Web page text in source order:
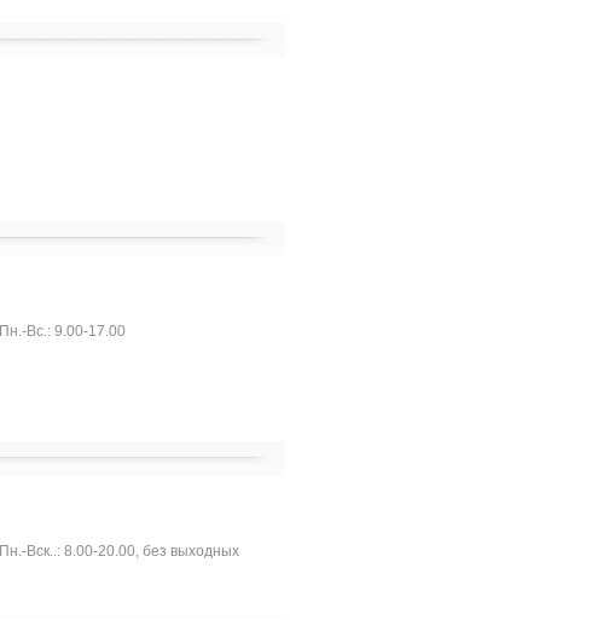
Пн.-Вс.: 9.00-17.00
Пн.-Вск..: 8.00-20.00, без выходных